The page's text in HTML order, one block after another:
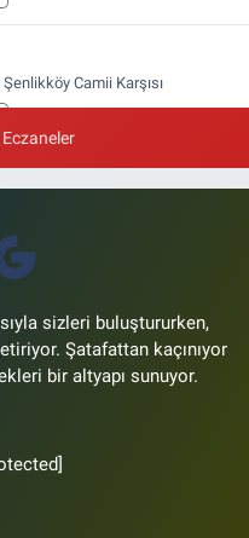
Camii Karşısı
sizleri buluştururken,
Şatafattan kaçınıyor
bir altyapı sunuyor.